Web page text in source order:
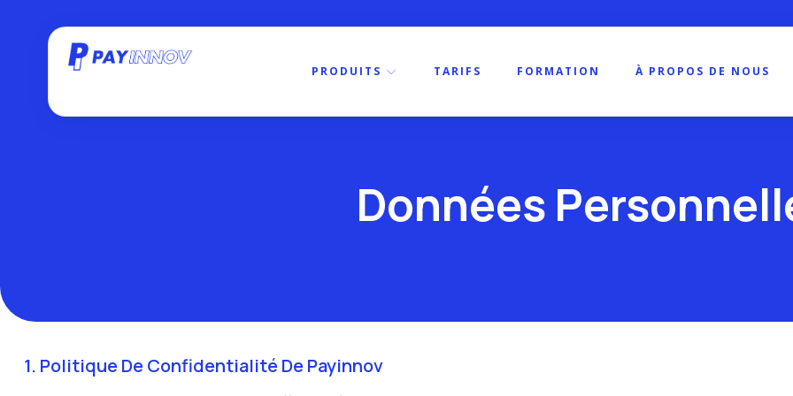
PRODUITS TARIFS FORMATION À PROPOS DE NOUS
Données
1. Politique De Confidentialité De Payinnov